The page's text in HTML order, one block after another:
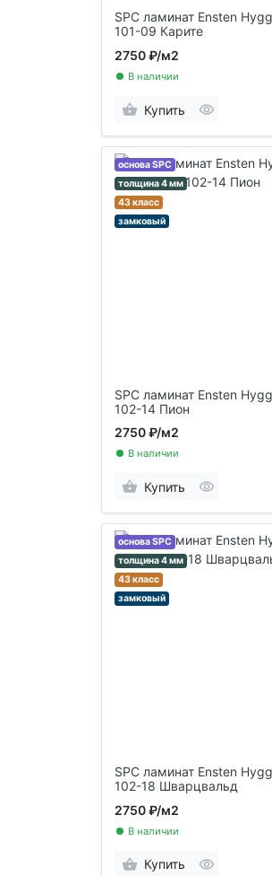
SPC ламинат Ensten
101-09 Карите
2750 ₽/м2
В наличии
Купить
основа SPC
толщина 4 мм
43 класс
замковый
SPC ламинат Ensten
102-14 Пион
2750 ₽/м2
В наличии
Купить
основа SPC
толщина 4 мм
43 класс
замковый
SPC ламинат Ensten
102-18 Шварцвальд
2750 ₽/м2
В наличии
Купить